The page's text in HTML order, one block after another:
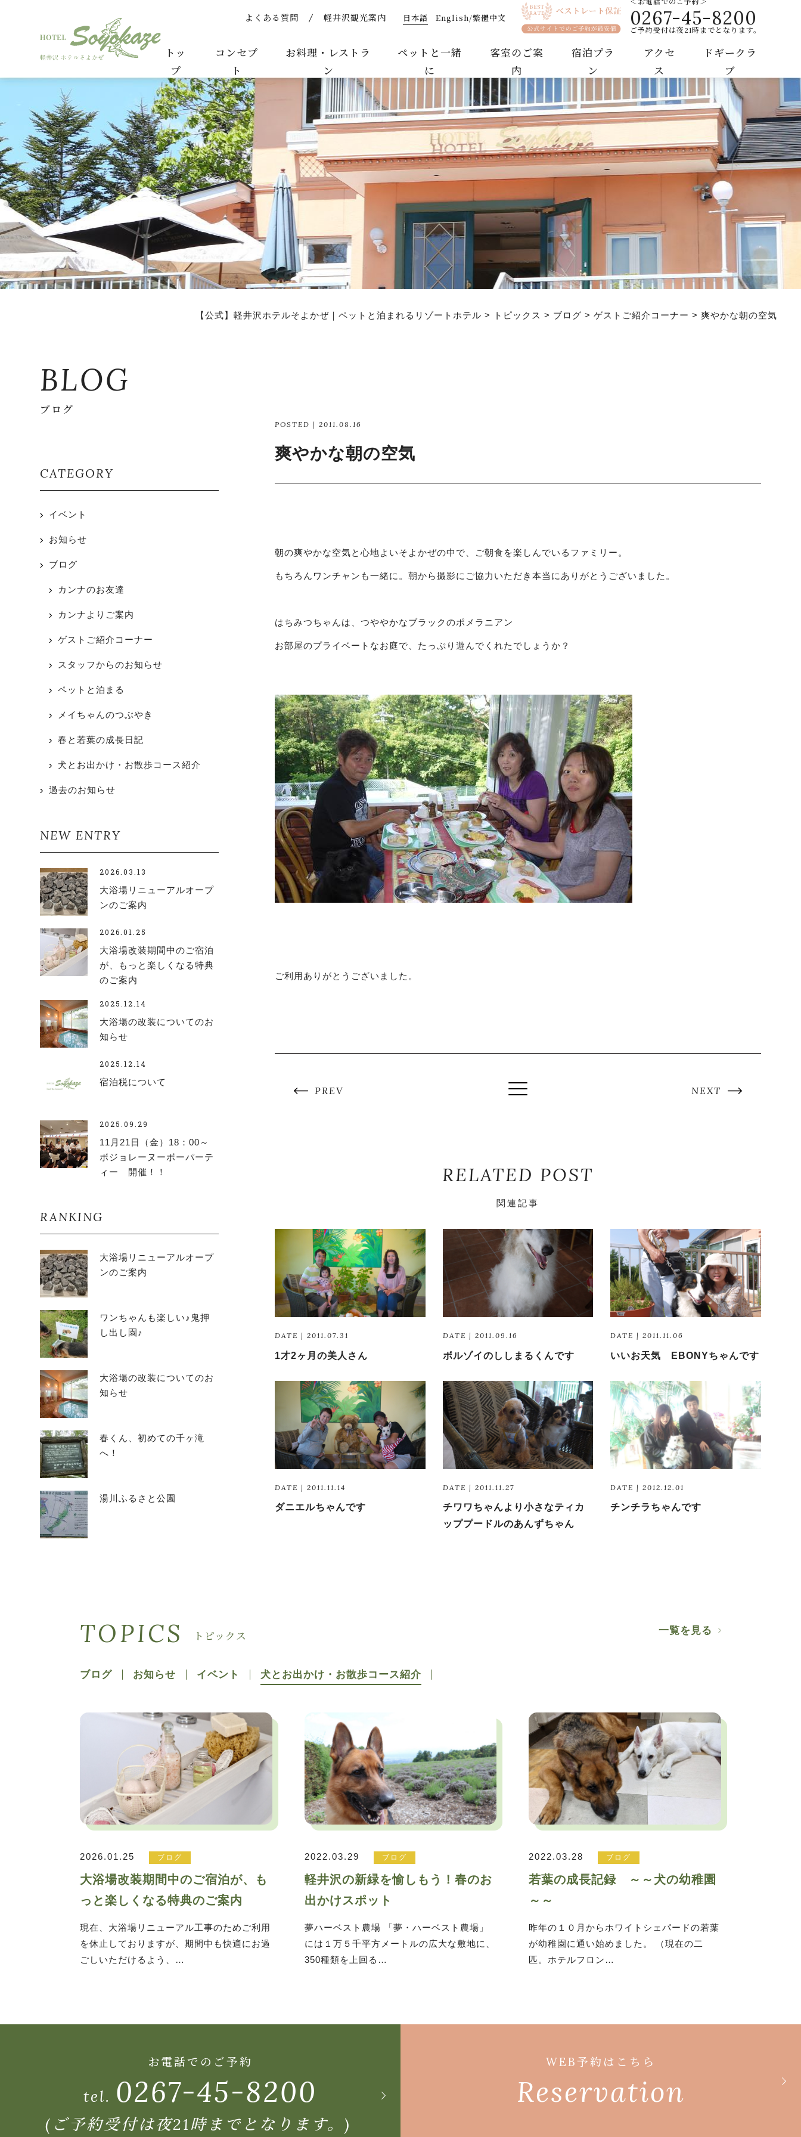
爽やかな朝の空気 | ゲストご紹介コーナー | 【公式】軽井沢ホテルそよかぜ｜ペットと泊まれるリゾートホテル
よくある質問 軽井沢観光案内 日本語 English/繁體中文 0267-45-8200
ご予約受付は夜21時までとなります。
トッ
プ
コンセプ
ト
お料理・レストラ
ン
ペットと一緒
に
客室のご案
内
宿泊プラ
ン
アクセ
ス
ドギークラ
ブ
【公式】軽井沢ホテルそよかぜ｜ペットと泊まれるリゾートホテル > トピックス > ブログ > ゲストご紹介コーナー > 爽やかな朝の空気
BLOG
ブログ
POSTED | 2011.08.16
爽やかな朝の空気
朝の爽やかな空気と心地よいそよかぜの中で、ご朝食を楽しんでいるファミリー。
もちろんワンチャンも一緒に。朝から撮影にご協力いただき本当にありがとうございました。
はちみつちゃんは、つややかなブラックのポメラニアン
お部屋のプライベートなお庭で、たっぷり遊んでくれたでしょうか？
ご利用ありがとうございました。
PREV NEXT
RELATED POST
関連記事
DATE | 2011.07.31
1才2ヶ月の美人さん
DATE | 2011.09.16
ボルゾイのししまるくんです
DATE | 2011.11.06
いいお天気 EBONYちゃんです
DATE | 2011.11.14
ダニエルちゃんです
DATE | 2011.11.27
チワワちゃんより小さなティカ
ッププードルのあんずちゃん
DATE | 2012.12.01
チンチラちゃんです
CATEGORY
イベント
お知らせ
ブログ
カンナのお友達
カンナよりご案内
ゲストご紹介コーナー
スタッフからのお知らせ
ペットと泊まる
メイちゃんのつぶやき
春と若葉の成長日記
犬とお出かけ・お散歩コース紹介
過去のお知らせ
NEW ENTRY
2026.03.13
大浴場リニューアルオープ
ンのご案内
2026.01.25
大浴場改装期間中のご宿泊
が、もっと楽しくなる特典
のご案内
2025.12.14
大浴場の改装についてのお
知らせ
2025.12.14
宿泊税について
2025.09.29
11月21日（金）18：00～
ボジョレーヌーボーパーテ
ィー 開催！！
RANKING
大浴場リニューアルオープ
ンのご案内
ワンちゃんも楽しい♪鬼押
し出し園♪
大浴場の改装についてのお
知らせ
春くん、初めての千ヶ滝
へ！
湯川ふるさと公園
TOPICS トピックス
ブログ お知らせ イベント 犬とお出かけ・お散歩コース紹介
2026.01.25 ブログ
大浴場改装期間中のご宿泊が、も
っと楽しくなる特典のご案内
現在、大浴場リニューアル工事のためご利用
を休止しておりますが、期間中も快適にお過
ごしいただけるよう、…
2022.03.29 ブログ
軽井沢の新緑を愉しもう！春のお
出かけスポット
夢ハーベスト農場 「夢・ハーベスト農場」
には１万５千平方メートルの広大な敷地に、
350種類を上回る…
2022.03.28 ブログ
若葉の成長記録 ～～犬の幼稚園
～～
昨年の１０月からホワイトシェパードの若葉
が幼稚園に通い始めました。 （現在の二
匹。ホテルフロン…
一覧を見る
お電話でのご予約
tel. 0267-45-8200
(ご予約受付は夜21時までとなります。)
WEB予約はこちら
Reservation